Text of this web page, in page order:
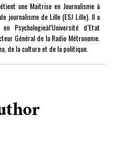
une Maitrise en Journalisme à
journalisme de Lille (ESJ Lille). Il a
Psychologieàl’Université d’Etat
Général de la Radio Métronome.
de la culture et de la politique.